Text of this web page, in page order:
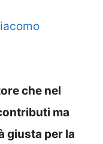
che nel
ma
giusta per la